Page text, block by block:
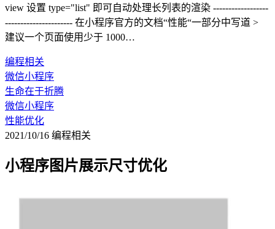
view 设置 type="list" 即可自动处理长列表的渲染 ------------------
---------------------- 在小程序官方的文档“性能“一部分中写道 >
建议一个页面使用少于 1000…
编程相关
微信小程序
生命在于折腾
微信小程序
性能优化
2021/10/16 编程相关
小程序图片展示尺寸优化